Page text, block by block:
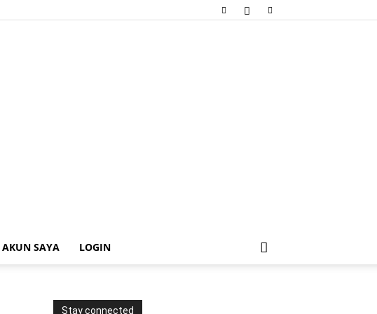
AKUN SAYA LOGIN
Stay connected